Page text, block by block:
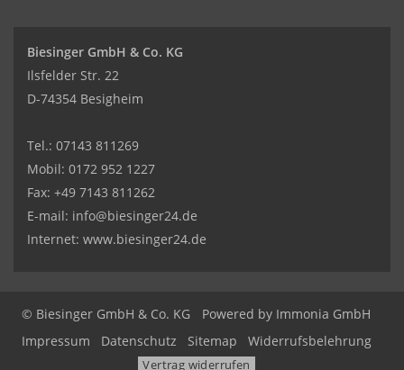
Biesinger GmbH & Co. KG
Ilsfelder Str. 22
D-74354 Besigheim
Tel.: 07143 811269
Mobil: 0172 952 1227
Fax: +49 7143 811262
E-mail: info@biesinger24.de
Internet: www.biesinger24.de
© Biesinger GmbH & Co. KG Powered by Immonia GmbH
Impressum
Datenschutz Sitemap Widerrufsbelehrung
Vertrag widerrufen